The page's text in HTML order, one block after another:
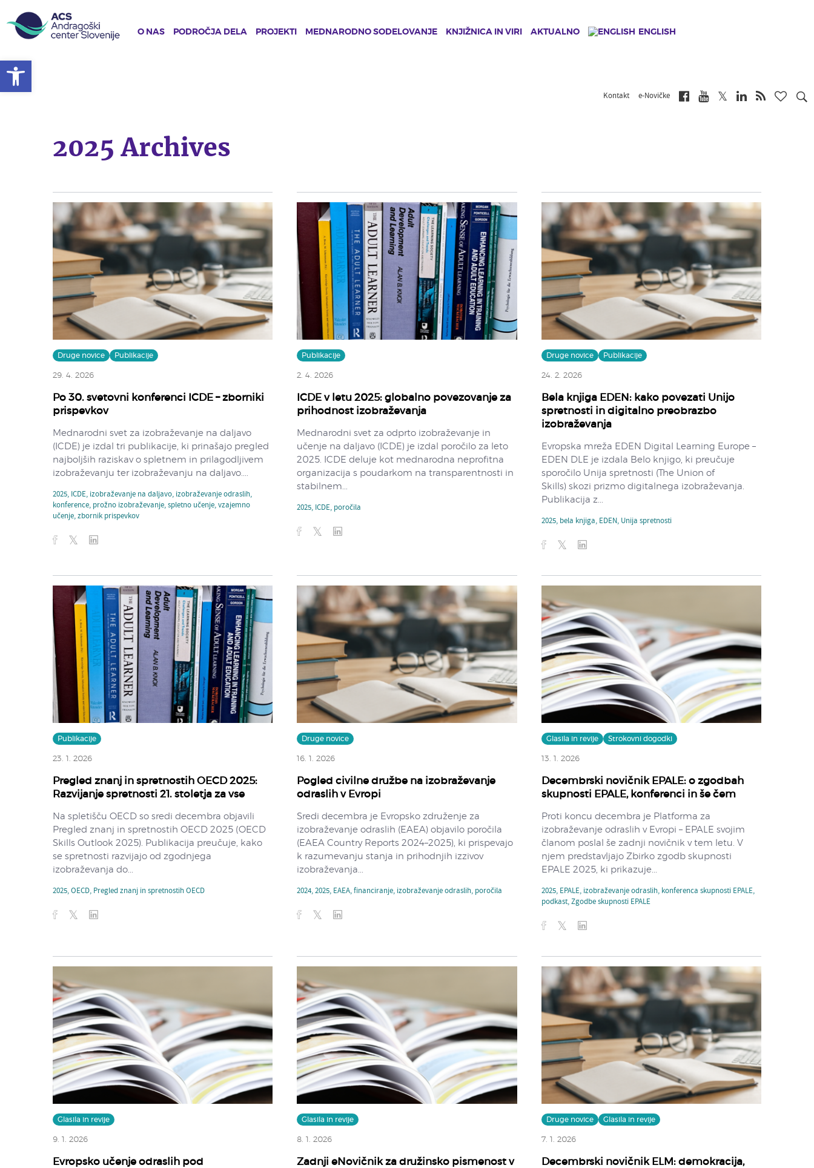
O NAS PODROČJA DELA PROJEKTI MEDNARODNO SODELOVANJE KNJIŽNICA IN VIRI AKTUALNO ENGLISH
Kontakt e-Novičke
2025 Archives
Druge novice Publikacije
29. 4. 2026
Po 30. svetovni konferenci ICDE – zborniki
prispevkov
Mednarodni svet za izobraževanje na daljavo
(ICDE) je izdal tri publikacije, ki prinašajo pregled
najboljših raziskav o spletnem in prilagodljivem
izobraževanju ter izobraževanju na daljavo....
2025, ICDE, izobraževanje na daljavo, izobraževanje odraslih,
konference, prožno izobraževanje,spletno učenje,vzajemno
učenje,zbornik prispevkov
Publikacije
2. 4. 2026
ICDE v letu 2025: globalno povezovanje za
prihodnost izobraževanja
Mednarodni svet za odprto izobraževanje in
učenje na daljavo (ICDE) je izdal poročilo za leto
2025. ICDE deluje kot mednarodna neprofitna
organizacija s poudarkom na transparentnosti in
stabilnem...
2025, ICDE, poročila
Druge novice Publikacije
24. 2. 2026
Bela knjiga EDEN: kako povezati Unijo
spretnosti in digitalno preobrazbo
izobraževanja
Evropska mreža EDEN Digital Learning Europe –
EDEN DLE je izdala Belo knjigo, ki preučuje
sporočilo Unija spretnosti (The Union of
Skills) skozi prizmo digitalnega izobraževanja.
Publikacija z...
2025, bela knjiga, EDEN, Unija spretnosti
Publikacije
23. 1. 2026
Pregled znanj in spretnostih OECD 2025:
Razvijanje spretnosti 21. stoletja za vse
Na spletišču OECD so sredi decembra objavili
Pregled znanj in spretnostih OECD 2025 (OECD
Skills Outlook 2025). Publikacija preučuje, kako
se spretnosti razvijajo od zgodnjega
izobraževanja do...
2025,OECD, Pregled znanj in spretnostih OECD
Druge novice
16. 1. 2026
Pogled civilne družbe na izobraževanje
odraslih v Evropi
Sredi decembra je Evropsko združenje za
izobraževanje odraslih (EAEA) objavilo poročila
(EAEA Country Reports 2024–2025), ki prispevajo
k razumevanju stanja in prihodnjih izzivov
izobraževanja...
2024,2025, EAEA,financiranje, izobraževanje odraslih, poročila
Glasila in revije Strokovni dogodki
13. 1. 2026
Decembrski novičnik EPALE: o zgodbah
skupnosti EPALE, konferenci in še čem
Proti koncu decembra je Platforma za
izobraževanje odraslih v Evropi – EPALE svojim
članom poslal še zadnji novičnik v tem letu. V
njem predstavljajo Zbirko zgodb skupnosti
EPALE 2025, ki prikazuje...
2025, EPALE, izobraževanje odraslih, konferenca skupnosti EPALE,
podkast,Zgodbe skupnosti EPALE
Glasila in revije
9. 1. 2026
Evropsko učenje odraslih pod
Glasila in revije
8. 1. 2026
Zadnji eNovičnik za družinsko pismenost v
Druge novice Glasila in revije
7. 1. 2026
Decembrski novičnik ELM: demokracija,
Open toolbar